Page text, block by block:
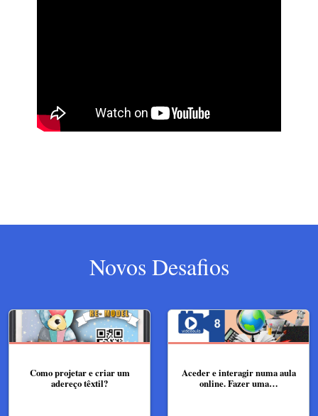
Novos Desafios
Como projetar e criar um
adereço têxtil?
Aceder e interagir numa aula
online. Fazer uma…